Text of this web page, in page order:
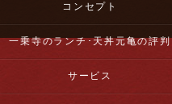
コンセプト
一乗寺のランチ･天丼元亀の評判
サービス